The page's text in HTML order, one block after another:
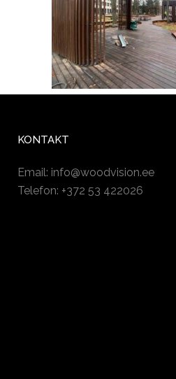
KONTAKT
Email: info@woodvision.ee
Telefon: +372 53 422026